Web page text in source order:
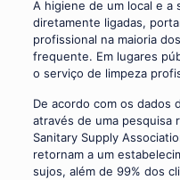
A higiene de um local e a
diretamente ligadas,
profissional na maioria
frequente. Em lugares
o serviço de limpeza
De acordo com os dados
através de uma pesquisa
Sanitary Supply
retornam a um
sujos, além de 99% dos